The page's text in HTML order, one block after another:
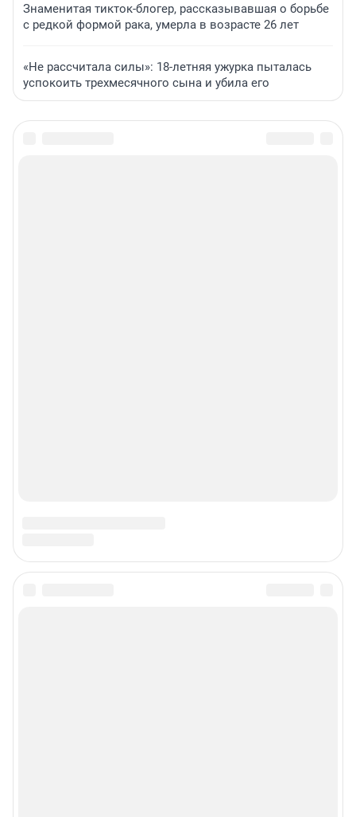
Знаменитая тикток-блогер, рассказывавшая о борьбе
с редкой формой рака, умерла в возрасте 26 лет
«Не рассчитала силы»: 18-летняя ужурка пыталась
успокоить трехмесячного сына и убила его